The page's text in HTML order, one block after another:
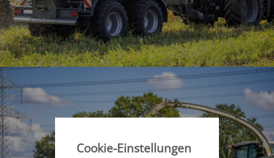
Cookie-Einstellungen